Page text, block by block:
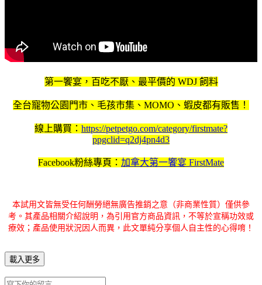
第一饗宴，百吃不厭、最平價的 WDJ 飼料
全台寵物公園門市、毛孩市集、MOMO、蝦皮都有販售！
線上購買： https://petpetgo.com/category/firstmate?
ppgclid=q2dj4pn4d3
Facebook粉絲專頁： 加拿大第一饗宴 FirstMate
本試用文皆無受任何酬勞絕無廣告推銷之意（非商業性質）僅供參
考。其產品相關介紹說明，為引用官方商品資訊，不等於宣稱功效或
療效；產品使用狀況因人而異，此文單純分享個人自主性的心得唷！
載入更多